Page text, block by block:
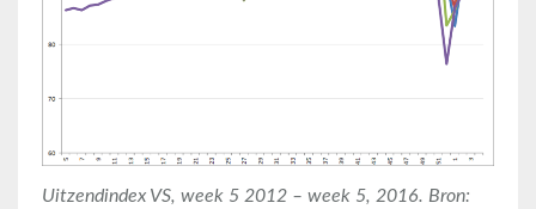
Uitzendindex VS, week 5 2012 – week 5, 2016. Bron: